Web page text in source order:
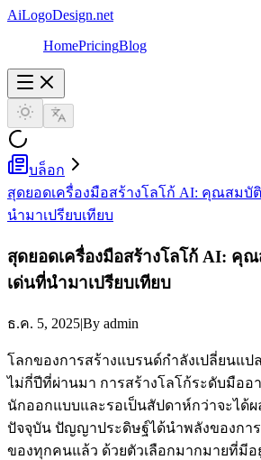
AiLogoDesign.net
HomePricingBlog
บล็อก
สุดยอดเครื่องมือสร้างโลโก้ AI: คุณสมบั
นำมาเปรียบเทียบ
สุดยอดเครื่องมือสร้างโลโก้ AI: คุ
เด่นที่นำมาเปรียบเทียบ
ธ.ค. 5, 2025|By admin
โลกของการสร้างแบรนด์กำลังเปลี่ยนแปล
ไม่กี่ปีที่ผ่านมา การสร้างโลโก้ระดับมืออ
นักออกแบบและรอเป็นสัปดาห์กว่าจะได้
ปัจจุบัน ปัญญาประดิษฐ์ได้นำพลังของกา
ของทุกคนแล้ว ด้วยตัวเลือกมากมายที่มีอ